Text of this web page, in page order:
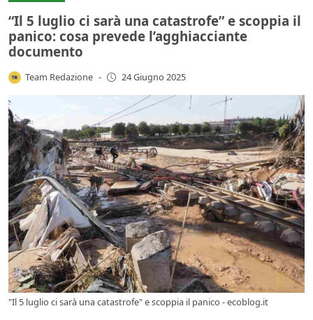
“Il 5 luglio ci sarà una catastrofe” e scoppia il
panico: cosa prevede l’agghiacciante
documento
Team Redazione - 24 Giugno 2025
"Il 5 luglio ci sarà una catastrofe" e scoppia il panico - ecoblog.it